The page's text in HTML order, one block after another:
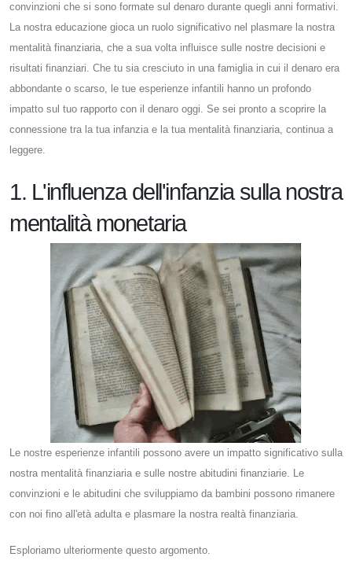
convinzioni che si sono formate sul denaro durante quegli anni formativi.
La nostra educazione gioca un ruolo significativo nel plasmare la nostra
mentalità finanziaria, che a sua volta influisce sulle nostre decisioni e
risultati finanziari. Che tu sia cresciuto in una famiglia in cui il denaro era
abbondante o scarso, le tue esperienze infantili hanno un profondo
impatto sul tuo rapporto con il denaro oggi. Se sei pronto a scoprire la
connessione tra la tua infanzia e la tua mentalità finanziaria, continua a
leggere.
1. L'influenza dell'infanzia sulla nostra
mentalità monetaria
Le nostre esperienze infantili possono avere un impatto significativo sulla
nostra mentalità finanziaria e sulle nostre abitudini finanziarie. Le
convinzioni e le abitudini che sviluppiamo da bambini possono rimanere
con noi fino all'età adulta e plasmare la nostra realtà finanziaria.
Esploriamo ulteriormente questo argomento.